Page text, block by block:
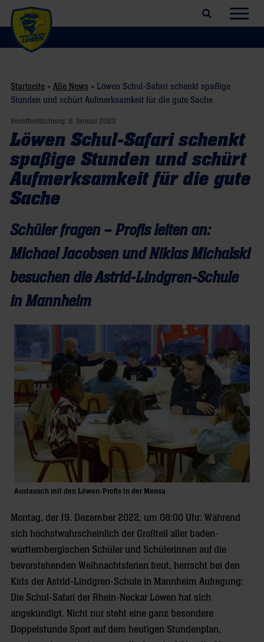
Suchfeld öffnen
Startseite » Alle News » Löwen Schul-Safari schenkt spaßige
Stunden und schürt Aufmerksamkeit für die gute Sache
Veröffentlichung: 6. Januar 2023
Löwen Schul-Safari schenkt
spaßige Stunden und schürt
Aufmerksamkeit für die gute
Sache
Schüler fragen – Profis leiten an:
Michael Jacobsen und Niklas Michalski
besuchen die Astrid-Lindgren-Schule
in Mannheim
Austausch mit den Löwen-Profis in der Mensa
Montag, der 19. Dezember 2022, um 08:00 Uhr: Während
sich höchstwahrscheinlich der Großteil aller baden-
württembergischen Schüler und Schülerinnen auf die
bevorstehenden Weihnachtsferien freut, herrscht bei den
Kids der Astrid-Lindgren-Schule in Mannheim Aufregung:
Die Schul-Safari der Rhein-Neckar Löwen hat sich
angekündigt. Nicht nur steht eine ganz besondere
Doppelstunde Sport auf dem heutigen Stundenplan,